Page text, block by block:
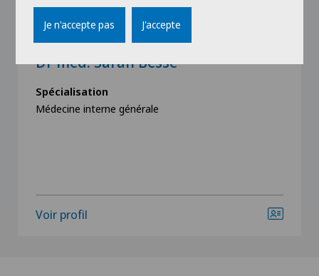
Clinique de Montchoisi
Dr méd. Sarah Besse
Spécialisation
Médecine interne générale
Voir profil
Je n'accepte pas J'accepte